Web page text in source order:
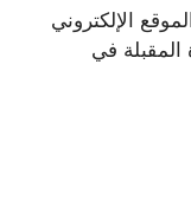
الإلكتروني
المقبلة في